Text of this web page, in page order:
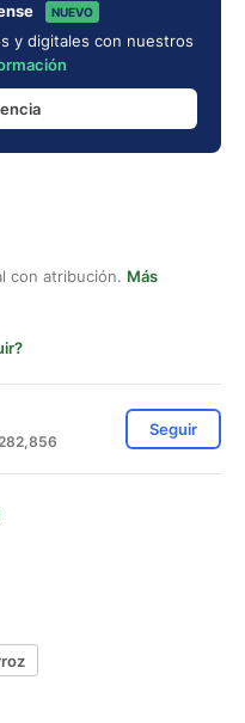
NUEVO
y digitales con nuestros
con atribución. Más
Seguir